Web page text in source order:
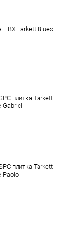
ПВХ Tarkett Blues
плитка Tarkett
Gabriel
плитка Tarkett
Paolo